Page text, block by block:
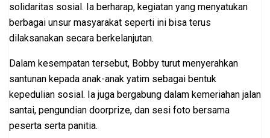
solidaritas sosial. Ia berharap, kegiatan yang menyatukan
berbagai unsur masyarakat seperti ini bisa terus
dilaksanakan secara berkelanjutan.
Dalam kesempatan tersebut, Bobby turut menyerahkan
santunan kepada anak-anak yatim sebagai bentuk
kepedulian sosial. Ia juga bergabung dalam kemeriahan jalan
santai, pengundian doorprize, dan sesi foto bersama
peserta serta panitia.